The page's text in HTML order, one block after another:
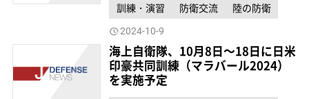
訓練・演習 防衛交流 陸の防衛
2024-10-9
海上自衛隊、10月8日～18日に日米
印豪共同訓練（マラバール2024）
を実施予定